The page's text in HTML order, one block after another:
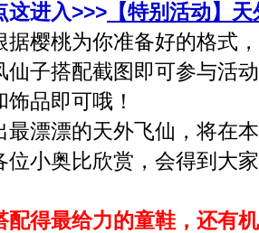
这进入>>> 【特别活动】
据樱桃为你准备好的格式
仙子搭配截图即可参与活
品即可哦！
最漂漂的天外飞仙，将在
位小奥比欣赏，会得到大
配得最给力的童鞋，还有